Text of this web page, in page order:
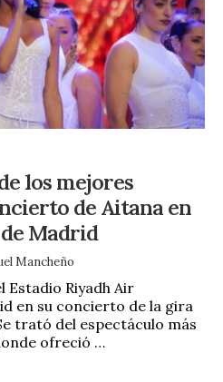
los mejores
de Aitana en
Madrid
Mancheño
Estadio Riyadh Air
en su concierto de la gira
trató del espectáculo más
ofreció …